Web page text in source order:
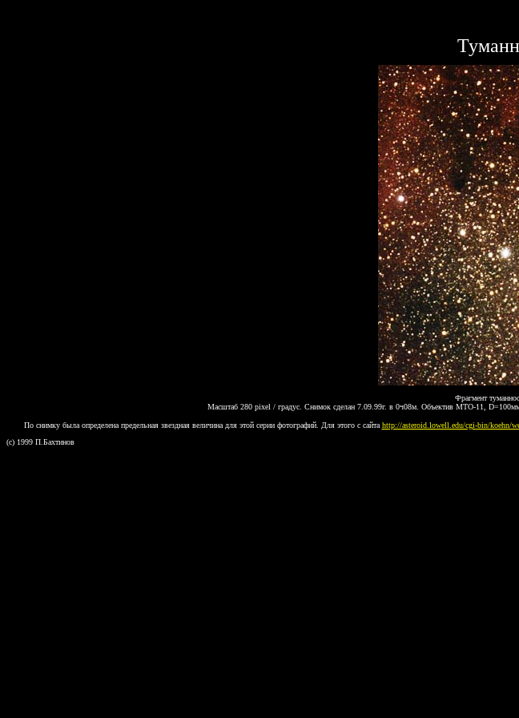
Фрагмент
Масштаб 280 pixel / градус. Снимок сделан 7.09.99г. в 0ч08м. Объектив МТО-11,
По снимку была определена предельная звездная величина для этой серии фотографий. Для этого с сайтаhttp://asteroid.lowell.edu/cgi-bin/koehn/
(c) 1999 П.Бахтинов